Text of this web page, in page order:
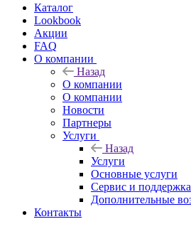
Каталог
Lookbook
Акции
FAQ
О компании
Назад
О компании
О компании
Новости
Партнеры
Услуги
Назад
Услуги
Основные услуги
Сервис и поддержка
Дополнительные
Контакты